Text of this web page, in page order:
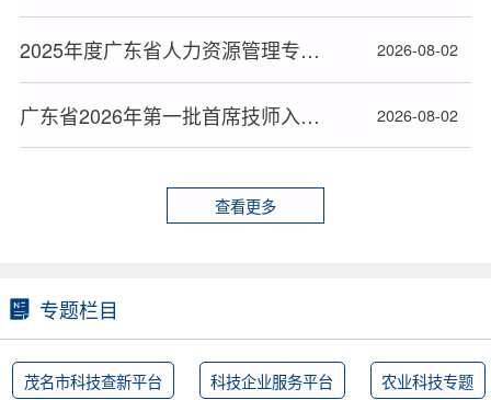
2025年度广东省人力资源管理专业高级职称评审通过人员名单公布 2026-08-02
广东省2026年第一批首席技师入选人员名单公布 2026-08-02
查看更多
专题栏目
茂名市科技查新平台 科技企业服务平台 农业科技专题